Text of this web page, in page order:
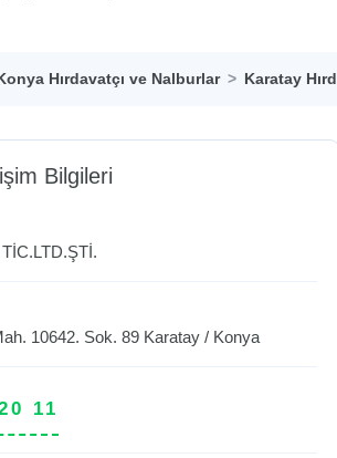
Hırdavatçı ve Nalburlar Karatay
Bilgileri
10642. Sok. 89 Karatay / Konya
11